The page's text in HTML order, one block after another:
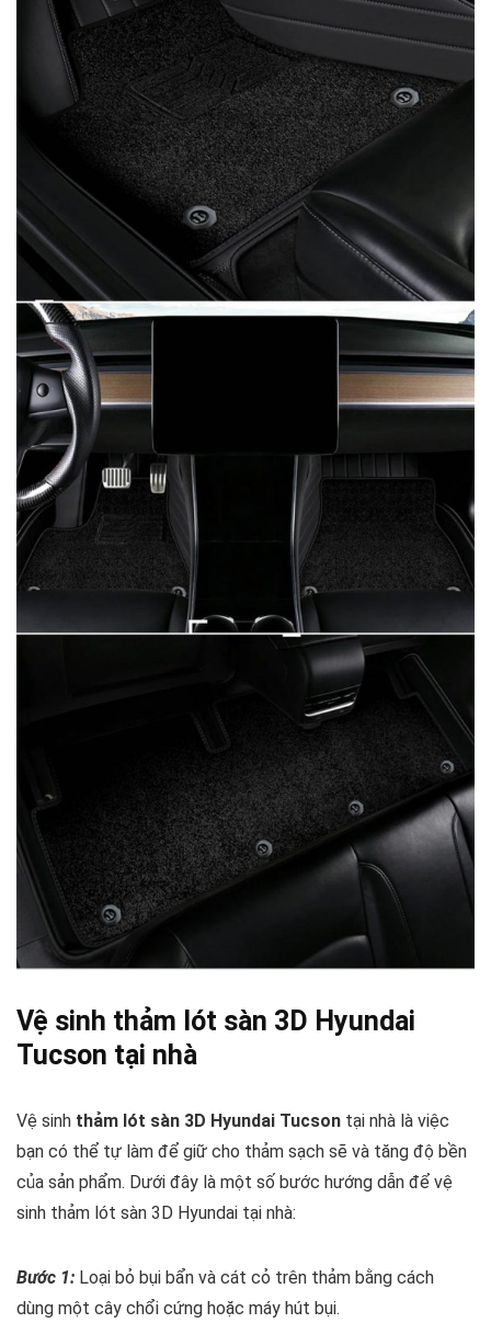
Vệ sinh thảm lót sàn 3D Hyundai
Tucson tại nhà
Vệ sinh thảm lót sàn 3D Hyundai Tucson tại nhà là việc
bạn có thể tự làm để giữ cho thảm sạch sẽ và tăng độ bền
của sản phẩm. Dưới đây là một số bước hướng dẫn để vệ
sinh thảm lót sàn 3D Hyundai tại nhà:
Bước 1: Loại bỏ bụi bẩn và cát cỏ trên thảm bằng cách
dùng một cây chổi cứng hoặc máy hút bụi.